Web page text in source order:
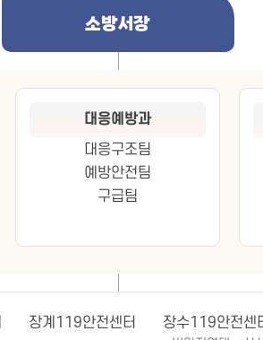
소방서장
대응예방과
대응구조팀
예방안전팀
구급팀
장계119안전센터 장수119안전센